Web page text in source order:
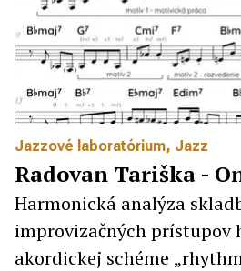
Jazzové laboratórium, Jazz
Radovan Tariška -
Harmonická analýza
improvizačných prístupov
akordickej schéme